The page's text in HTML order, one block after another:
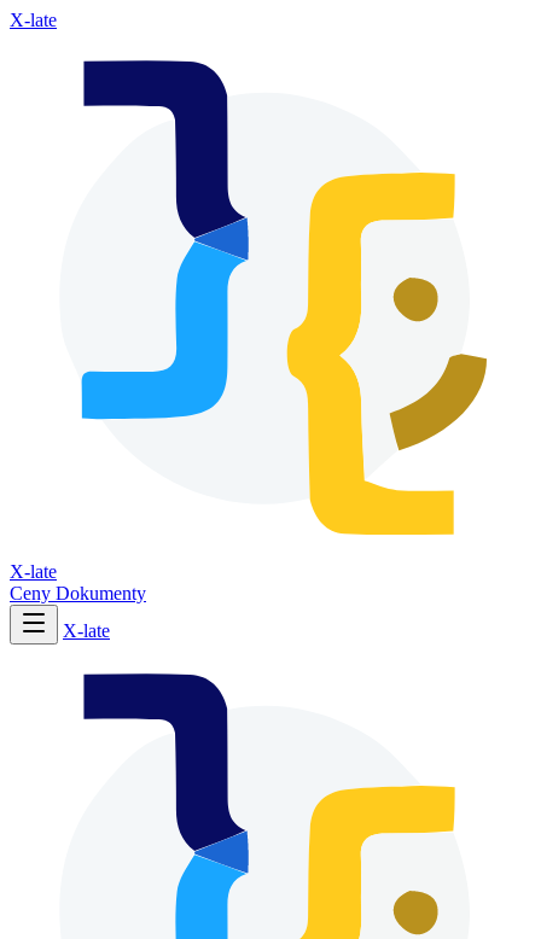
X-late
X-late
Ceny Dokumenty
X-late